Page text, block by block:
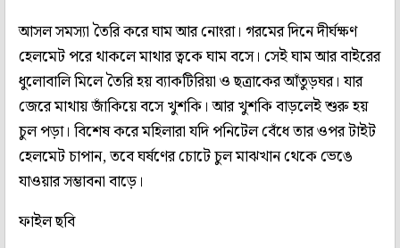
আসল সমস্যা তৈরি করে ঘাম আর নোংরা। গরমের দিনে দীর্ঘক্ষণ
হেলমেট পরে থাকলে মাথার ত্বকে ঘাম বসে। সেই ঘাম আর বাইরের
ধুলোবালি মিলে তৈরি হয় ব্যাকটিরিয়া ও ছত্রাকের আঁতুড়ঘর। যার
জেরে মাথায় জাঁকিয়ে বসে খুশকি। আর খুশকি বাড়লেই শুরু হয়
চুল পড়া। বিশেষ করে মহিলারা যদি পনিটেল বেঁধে তার ওপর টাইট
হেলমেট চাপান, তবে ঘর্ষণের চোটে চুল মাঝখান থেকে ভেঙে
যাওয়ার সম্ভাবনা বাড়ে।
ফাইল ছবি